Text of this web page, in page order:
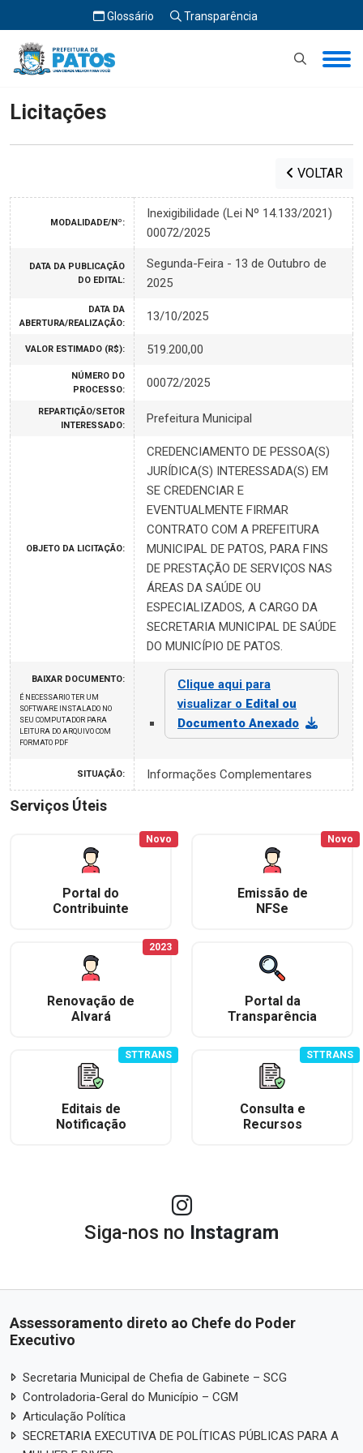
Glossário Transparência
Início Licitações
Licitações
VOLTAR
MODALIDADE/Nº:
Inexigibilidade (Lei Nº 14.133/2021)
00072/2025
DATA DA PUBLICAÇÃO
DO EDITAL:
Segunda-Feira - 13 de Outubro de
2025
DATA DA
ABERTURA/REALIZAÇÃO:
13/10/2025
VALOR ESTIMADO (R$): 519.200,00
NÚMERO DO
PROCESSO:
00072/2025
REPARTIÇÃO/SETOR
INTERESSADO:
Prefeitura Municipal
OBJETO DA LICITAÇÃO:
CREDENCIAMENTO DE PESSOA(S)
JURÍDICA(S) INTERESSADA(S) EM
SE CREDENCIAR E
EVENTUALMENTE FIRMAR
CONTRATO COM A PREFEITURA
MUNICIPAL DE PATOS, PARA FINS
DE PRESTAÇÃO DE SERVIÇOS NAS
ÁREAS DA SAÚDE OU
ESPECIALIZADOS, A CARGO DA
SECRETARIA MUNICIPAL DE SAÚDE
DO MUNICÍPIO DE PATOS.
BAIXAR DOCUMENTO:
É NECESSARIO TER UM
SOFTWARE INSTALADO NO
SEU COMPUTADOR PARA
LEITURA DO ARQUIVO COM
FORMATO PDF
Clique aqui para
visualizar o Edital ou
Documento Anexado
SITUAÇÃO: Informações Complementares
Serviços Úteis
Portal do
Contribuinte
Novo
Emissão de
NFSe
Novo
Renovação de
Alvará
2023
Portal da
Transparência
Editais de
Notificação
STTRANS
Consulta e
Recursos
STTRANS
Siga-nos no Instagram
Assessoramento direto ao Chefe do Poder
Executivo
Secretaria Municipal de Chefia de Gabinete – SCG
Controladoria-Geral do Município – CGM
Articulação Política
SECRETARIA EXECUTIVA DE POLÍTICAS PÚBLICAS PARA A